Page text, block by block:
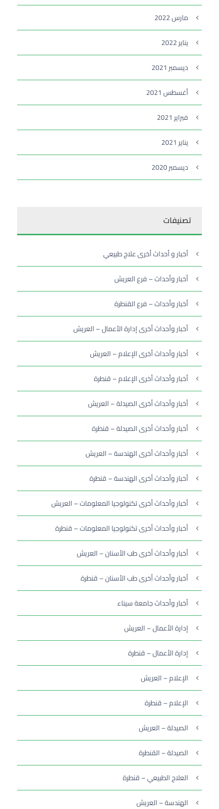
مارس 2022
يناير 2022
ديسمبر 2021
أغسطس 2021
فبراير 2021
يناير 2021
ديسمبر 2020
تصنيفات
أخبار و أحداث أخرى علاج طبيعي
أخبار وأحداث – فرع العريش
أخبار وأحداث – فرع القنطرة
أخبار وأحداث أخرى إدارة الأعمال – العريش
أخبار وأحداث أخرى الإعلام – العريش
أخبار وأحداث أخرى الإعلام – قنطرة
أخبار وأحداث أخرى الصيدلة – العريش
أخبار وأحداث أخرى الصيدلة – قنطرة
أخبار وأحداث أخرى الهندسة – العريش
أخبار وأحداث أخرى الهندسة – قنطرة
أخبار وأحداث أخرى تكنولوجيا المعلومات – العريش
أخبار وأحداث أخرى تكنولوجيا المعلومات – قنطرة
أخبار وأحداث أخرى طب الأسنان – العريش
أخبار وأحداث أخرى طب الأسنان – قنطرة
أخبار وأحداث جامعة سيناء
إدارة الأعمال – العريش
إدارة الأعمال – قنطرة
الإعلام – العريش
الإعلام – قنطرة
الصيدلة – العريش
الصيدلة – القنطرة
العلاج الطبيعي – قنطرة
الهندسة – العريش